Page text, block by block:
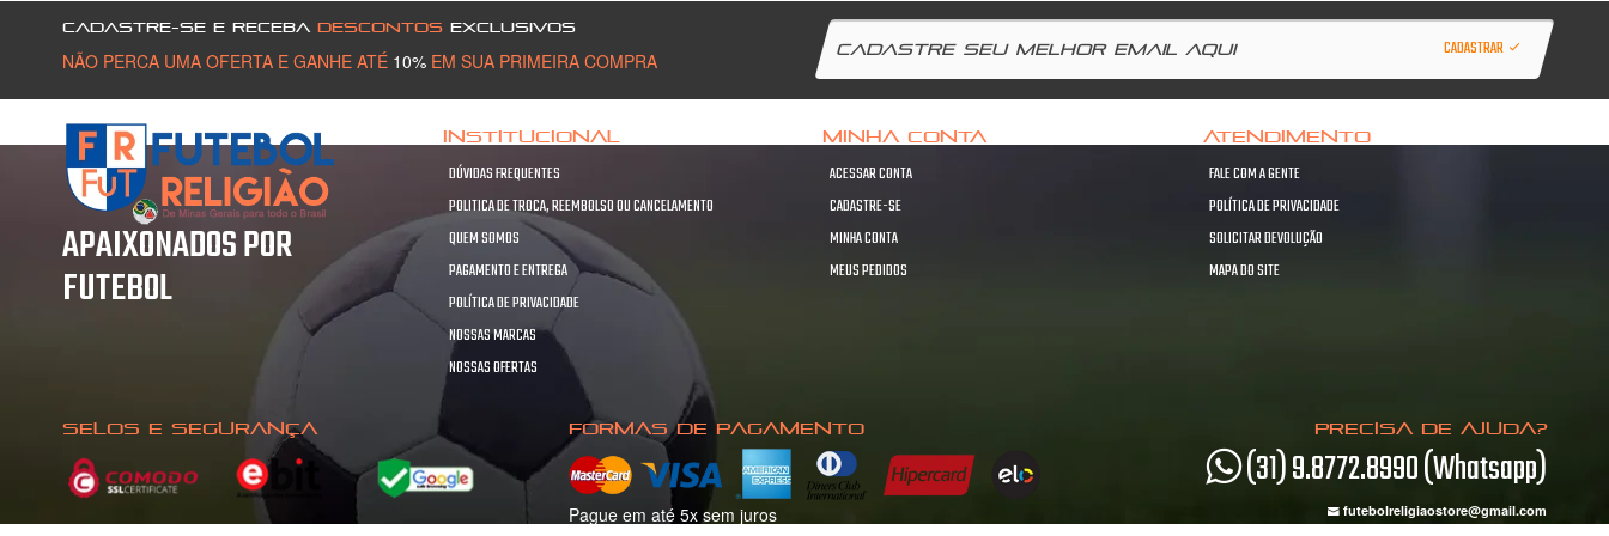
CADASTRE-SE E RECEBA DESCONTOS EXCLUSIVOS
NÃO PERCA UMA OFERTA E GANHE ATÉ 10% EM SUA PRIMEIRA COMPRA CADASTRAR
APAIXONADOS POR
FUTEBOL
INSTITUCIONAL
DÚVIDAS FREQUENTES
POLITICA DE TROCA, REEMBOLSO OU CANCELAMENTO
QUEM SOMOS
PAGAMENTO E ENTREGA
POLÍTICA DE PRIVACIDADE
NOSSAS MARCAS
NOSSAS OFERTAS
MINHA CONTA
ACESSAR CONTA
CADASTRE-SE
MINHA CONTA
MEUS PEDIDOS
ATENDIMENTO
FALE COM A GENTE
POLÍTICA DE PRIVACIDADE
SOLICITAR DEVOLUÇÃO
MAPA DO SITE
SELOS E SEGURANÇA FORMAS DE PAGAMENTO
Pague em até 5x sem juros
PRECISA DE AJUDA?
(31) 9.8772.8990 (Whatsapp)
futebolreligiaostore@gmail.com